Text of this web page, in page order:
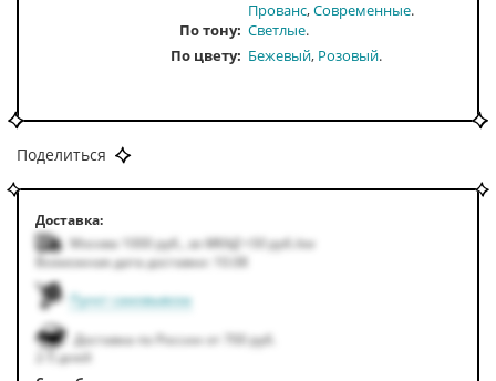
Прованс Современные
По тону Светлые
По цвету
Бежевый Розовый
Поделиться
Доставка:
Москва 1000руб. за МКАД +50руб./км
Возможная дата доставки: 10.08
Пункт самовывоза
Доставка по России от 700 руб.
2-5 дней